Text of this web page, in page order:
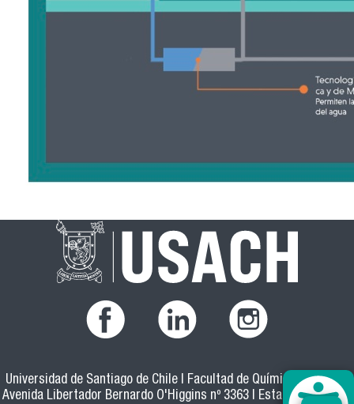
Universidad de Santiago de Chile | Facultad de Química y Biología
Avenida Libertador Bernardo O'Higgins nº 3363 | Estación Central |